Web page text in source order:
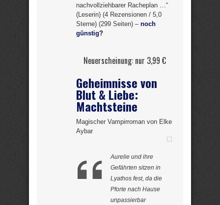
nachvollziehbarer Racheplan …“
(Leserin) (4 Rezensionen / 5,0
Sterne) (299 Seiten) – noch
günstig?
Neuerscheinung: nur 3,99 €
Geheimnisse von
Blut & Liebe:
Machtsteine
Magischer Vampirroman von Elke
Aybar
Aurelie und ihre
Gefährten sitzen in
Lyathos fest, da die
Pforte nach Hause
unpassierbar